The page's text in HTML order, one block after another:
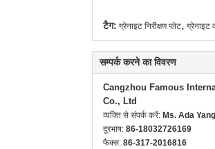
टैग: ग्रेनाइट निरीक्षण प्लेट, ग्रेनाइट
सम्पर्क करने का विवरण
Cangzhou Famous
Co., Ltd
व्यक्ति से संपर्क करें: Ms. Ada Yang
दूरभाष: 86-18032726169
फैक्स: 86-317-2016816